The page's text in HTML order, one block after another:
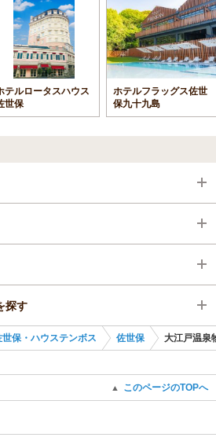
テルロータスハウス
世保
ホテルフラッグス佐世
保九十九島
探す
世保・ハウステンボス 佐世保 大江戸温泉
▲ このページのTOPへ